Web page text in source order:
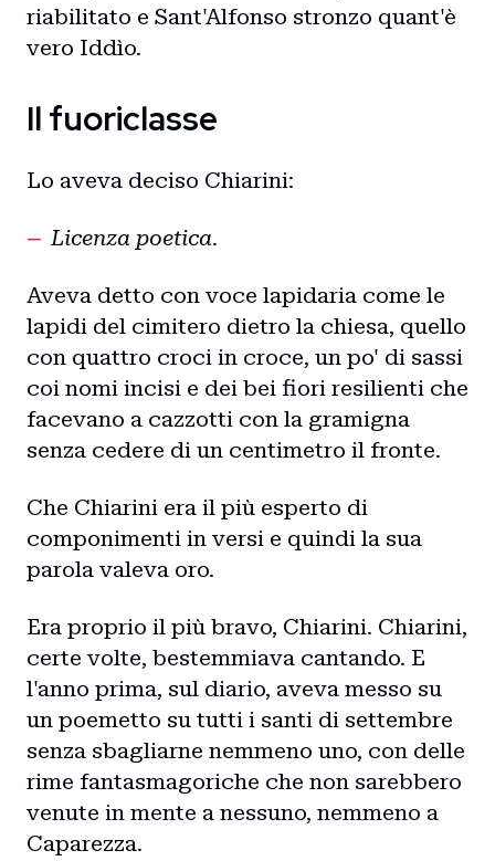
riabilitato e Sant'Alfonso stronzo quant'è
vero Iddìo.
Il fuoriclasse
Lo aveva deciso Chiarini:
Licenza poetica.
Aveva detto con voce lapidaria come le
lapidi del cimitero dietro la chiesa, quello
con quattro croci in croce, un po' di sassi
coi nomi incisi e dei bei fiori resilienti che
facevano a cazzotti con la gramigna
senza cedere di un centimetro il fronte.
Che Chiarini era il più esperto di
componimenti in versi e quindi la sua
parola valeva oro.
Era proprio il più bravo, Chiarini. Chiarini,
certe volte, bestemmiava cantando. E
l'anno prima, sul diario, aveva messo su
un poemetto su tutti i santi di settembre
senza sbagliarne nemmeno uno, con delle
rime fantasmagoriche che non sarebbero
venute in mente a nessuno, nemmeno a
Caparezza.